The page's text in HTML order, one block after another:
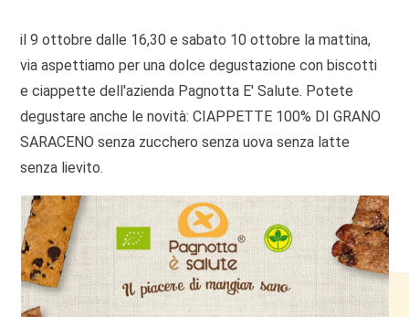
il 9 ottobre dalle 16,30 e sabato 10 ottobre la mattina,
via aspettiamo per una dolce degustazione con biscotti
e ciappette dell'azienda Pagnotta E' Salute. Potete
degustare anche le novità: CIAPPETTE 100% DI GRANO
SARACENO senza zucchero senza uova senza latte
senza lievito.